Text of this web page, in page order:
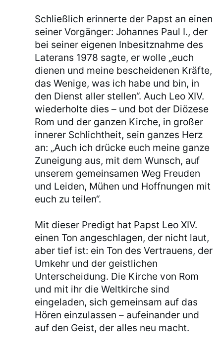
Schließlich erinnerte der Papst an einen
seiner Vorgänger: Johannes Paul I., der
bei seiner eigenen Inbesitznahme des
Laterans 1978 sagte, er wolle „euch
dienen und meine bescheidenen Kräfte,
das Wenige, was ich habe und bin, in
den Dienst aller stellen“. Auch Leo XIV.
wiederholte dies – und bot der Diözese
Rom und der ganzen Kirche, in großer
innerer Schlichtheit, sein ganzes Herz
an: „Auch ich drücke euch meine ganze
Zuneigung aus, mit dem Wunsch, auf
unserem gemeinsamen Weg Freuden
und Leiden, Mühen und Hoffnungen mit
euch zu teilen“.
Mit dieser Predigt hat Papst Leo XIV.
einen Ton angeschlagen, der nicht laut,
aber tief ist: ein Ton des Vertrauens, der
Umkehr und der geistlichen
Unterscheidung. Die Kirche von Rom
und mit ihr die Weltkirche sind
eingeladen, sich gemeinsam auf das
Hören einzulassen – aufeinander und
auf den Geist, der alles neu macht.